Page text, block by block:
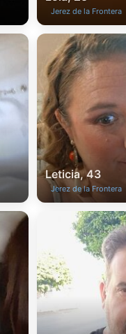
Jerez de la Frontera
Leticia, 43
Jerez de la Frontera